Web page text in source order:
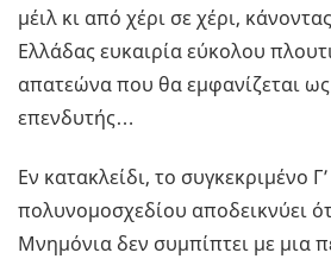
μέιλ κι από χέρι σε χέρι,
Ελλάδας ευκαιρία εύκολου
απατεώνα που θα εμφανίζεται
επενδυτής…
Εν κατακλείδι, το συγκεκριμένο
πολυνομοσχεδίου αποδεικνύει
Μνημόνια δεν συμπίπτει με μια